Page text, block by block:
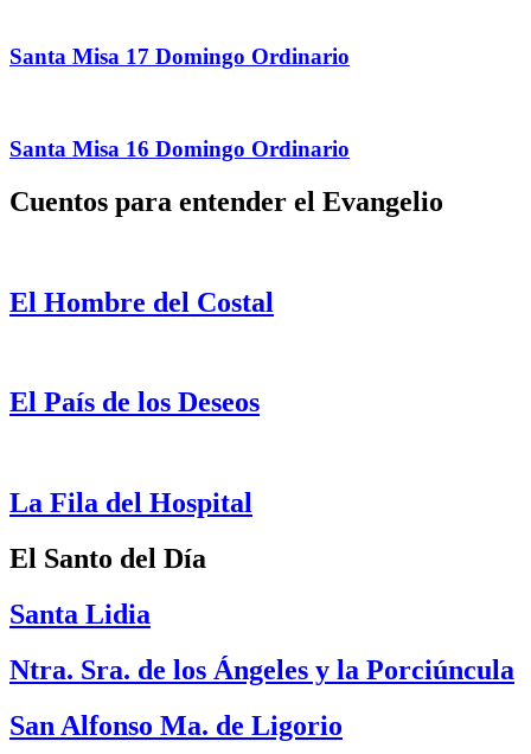
Santa Misa 17 Domingo Ordinario
Santa Misa 16 Domingo Ordinario
Cuentos para entender el Evangelio
El Hombre del Costal
El País de los Deseos
La Fila del Hospital
El Santo del Día
Santa Lidia
Ntra. Sra. de los Ángeles y la Porciúncula
San Alfonso Ma. de Ligorio